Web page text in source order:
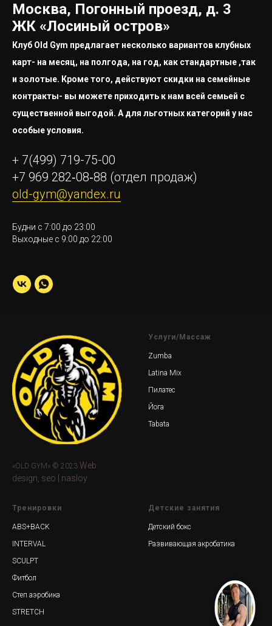
Москва, Погонный проезд, д. 3
ЖК «Лосиный остров»
Клуб Old Gym предлагает несколько вариантов клубных
карт- на месяц, на полгода, на год, как стандартные ,так
и золотые. Кроме того, действуют скидки на семейные
контракты- вы можете приходить к нам всей семьей с
существенной выгодой. А для льготных категорий у нас
особые условия.
+ 7(499) 719-75-00
+7 969 282‑08‑88 (отдел продаж)
old-gym@yandex.ru
Будни с 7:00 до 23:00
Выходные с 9:00 до 22:00
«OLD GYM» © 2023 Web
design, seo | nasloy
Услуги/Массаж
Zumba
Latina Mix
Пилатес
Йога
Tabata
Тренировки
ABS+BACK
INTERVAL
SCULPT
Фитбол
Степ аэробика
STRETCH
Детские занятия
Детский бокс
Развивающая акробатика